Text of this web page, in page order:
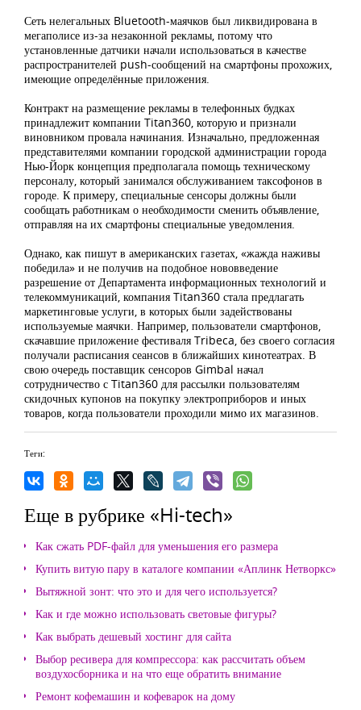
Сеть нелегальных Bluetooth-маячков был ликвидирована в
мегаполисе из-за незаконной рекламы, потому что
установленные датчики начали использоваться в качестве
распространителей push-сообщений на смартфоны прохожих,
имеющие определённые приложения.
Контракт на размещение рекламы в телефонных будках
принадлежит компании Titan360, которую и признали
виновником провала начинания. Изначально, предложенная
представителями компании городской администрации города
Нью-Йорк концепция предполагала помощь техническому
персоналу, который занимался обслуживанием таксофонов в
городе. К примеру, специальные сенсоры должны были
сообщать работникам о необходимости сменить объявление,
отправляя на их смартфоны специальные уведомления.
Однако, как пишут в американских газетах, «жажда наживы
победила» и не получив на подобное нововведение
разрешение от Департамента информационных технологий и
телекоммуникаций, компания Titan360 стала предлагать
маркетинговые услуги, в которых были задействованы
используемые маячки. Например, пользователи смартфонов,
скачавшие приложение фестиваля Tribeca, без своего согласия
получали расписания сеансов в ближайших кинотеатрах. В
свою очередь поставщик сенсоров Gimbal начал
сотрудничество с Titan360 для рассылки пользователям
скидочных купонов на покупку электроприборов и иных
товаров, когда пользователи проходили мимо их магазинов.
Теги:
Еще в рубрике «Hi-tech»
Как сжать PDF-файл для уменьшения его размера
Купить витую пару в каталоге компании «Аплинк Нетворкс»
Вытяжной зонт: что это и для чего используется?
Как и где можно использовать световые фигуры?
Как выбрать дешевый хостинг для сайта
Выбор ресивера для компрессора: как рассчитать объем
воздухосборника и на что еще обратить внимание
Ремонт кофемашин и кофеварок на дому